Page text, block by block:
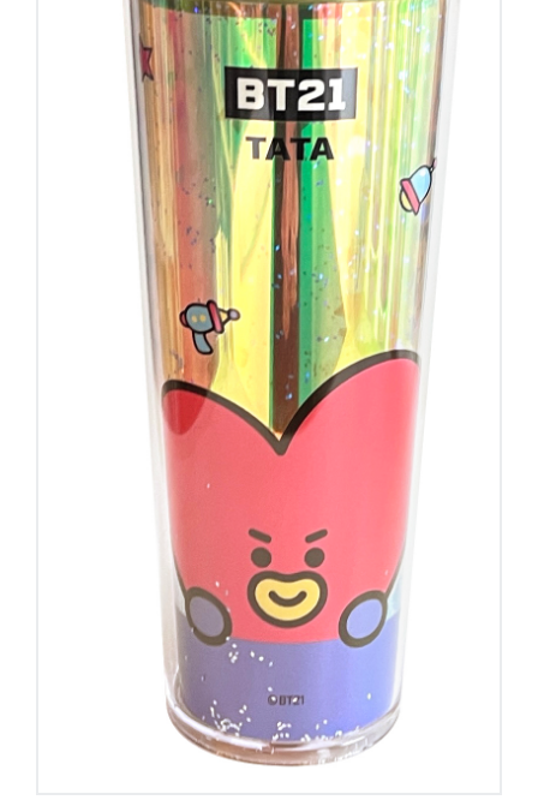
דיגיטל
הום אקססוריז
הלבשה תחתונה
טיפוח
טקסטיל לבית
מטבח
מסיבות וימי הולדת
משחקים
נסיעות
קוסמטיקה
תיקים ואביזרים